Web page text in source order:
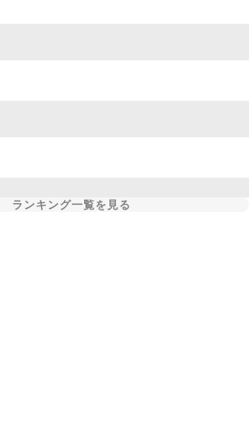
ランキング一覧を見る